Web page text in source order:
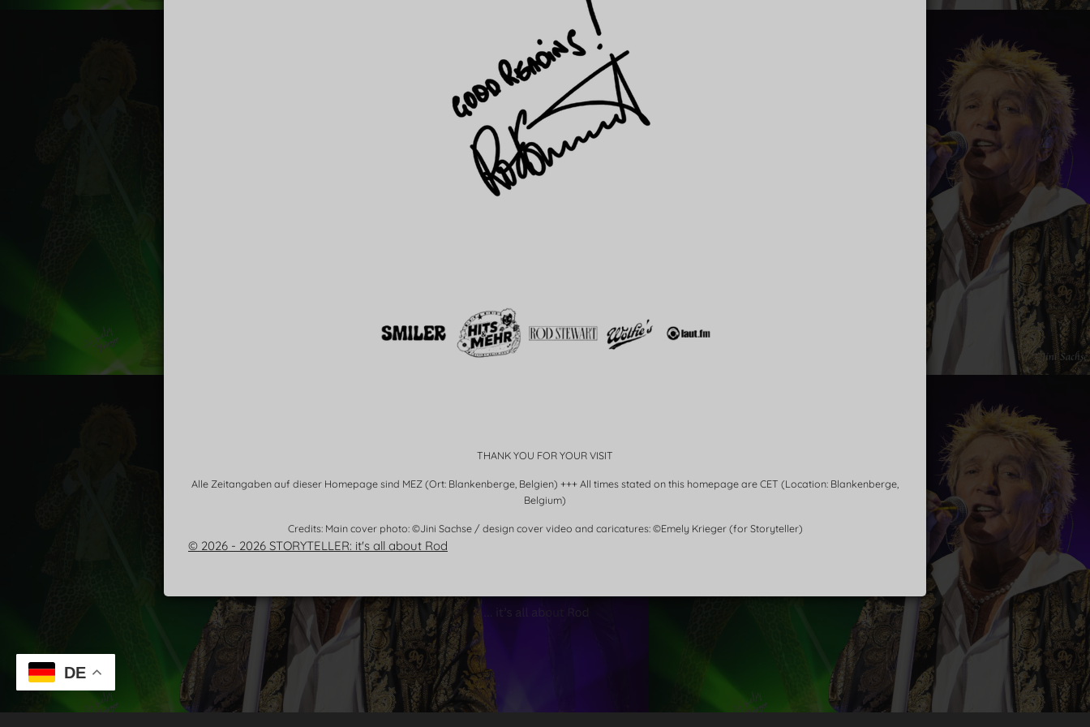
DE
THANK YOU FOR YOUR VISIT
Alle Zeitangaben auf dieser Homepage sind MEZ (Ort: Blankenberge, Belgien) +++ All times stated on this homepage are CET (Location: Blankenberge,
Belgium)
Credits: Main cover photo: ©Jini Sachse / design cover video and caricatures: ©Emely Krieger (for Storyteller)
© 2026 - 2026 STORYTELLER: it's all about Rod